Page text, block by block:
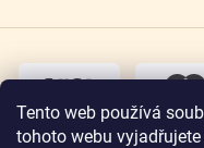
Tento web používá
tohoto webu